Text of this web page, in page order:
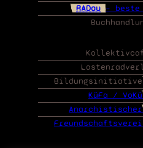
RADau – beste
KüFa /